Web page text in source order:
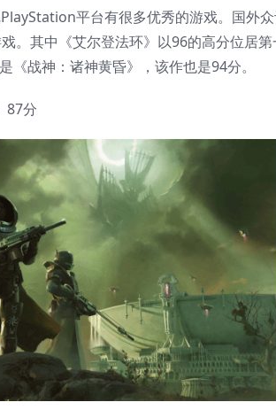
平台有很多优秀的游戏。国外
。其中《艾尔登法环》以96的高分位居
《战神：诸神黄昏》，该作也是94分。
87分